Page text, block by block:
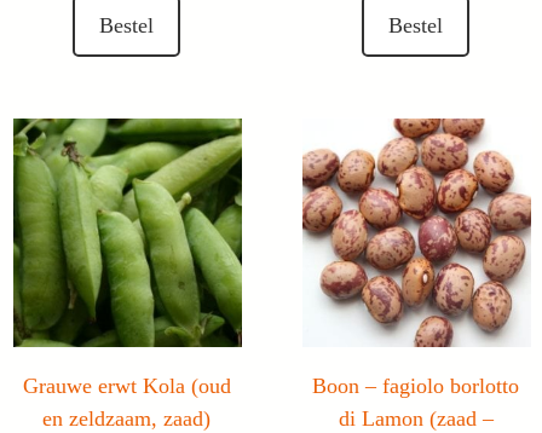
Bestel Bestel
Grauwe erwt Kola (oud
en zeldzaam, zaad)
Boon – fagiolo borlotto
di Lamon (zaad –